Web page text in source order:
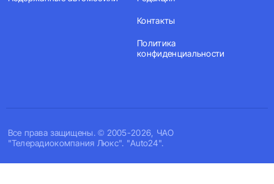
Все права защищены. © 2005-2026, ЧАО
"Телерадиокомпания Люкс". "Auto24".
Контакты
Политика
конфиденциальности